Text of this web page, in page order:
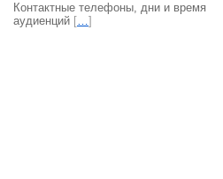
Контактные телефоны, дни и время
аудиенций […]